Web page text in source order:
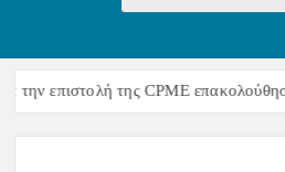
την επιστολή της CPME